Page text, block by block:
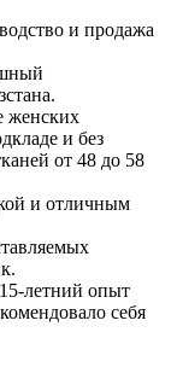
и продажа
женских
и без
от 48 до 58
и отличным
летний опыт
себя